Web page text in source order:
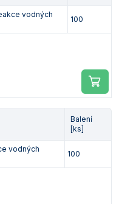
vodných
100
Balení
[ks]
vodných
100